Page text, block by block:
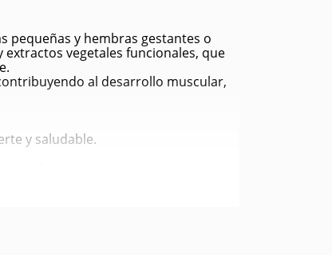
pequeñas y hembras gestantes o
vegetales funcionales, que
al desarrollo muscular,
y saludable.